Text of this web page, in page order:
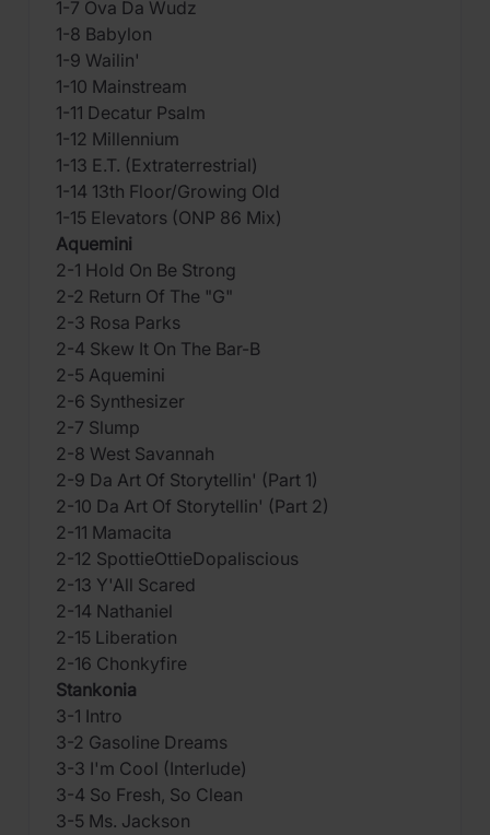
1-7 Ova Da Wudz
1-8 Babylon
1-9 Wailin'
1-10 Mainstream
1-11 Decatur Psalm
1-12 Millennium
1-13 E.T. (Extraterrestrial)
1-14 13th Floor/Growing Old
1-15 Elevators (ONP 86 Mix)
Aquemini
2-1 Hold On Be Strong
2-2 Return Of The "G"
2-3 Rosa Parks
2-4 Skew It On The Bar-B
2-5 Aquemini
2-6 Synthesizer
2-7 Slump
2-8 West Savannah
2-9 Da Art Of Storytellin' (Part 1)
2-10 Da Art Of Storytellin' (Part 2)
2-11 Mamacita
2-12 SpottieOttieDopaliscious
2-13 Y'All Scared
2-14 Nathaniel
2-15 Liberation
2-16 Chonkyfire
Stankonia
3-1 Intro
3-2 Gasoline Dreams
3-3 I'm Cool (Interlude)
3-4 So Fresh, So Clean
3-5 Ms. Jackson